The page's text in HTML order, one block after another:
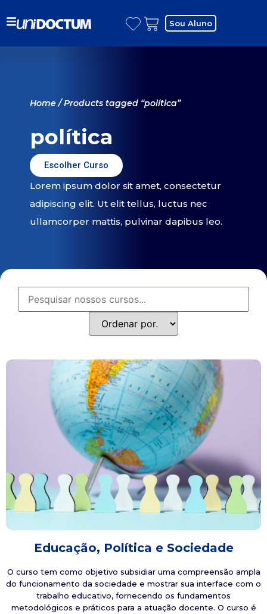
Sou Aluno
Home/ Products tagged “política”
política
Escolher Curso
Lorem ipsum dolor sit amet, consectetur
adipiscing elit. Ut elit tellus, luctus nec
ullamcorper mattis, pulvinar dapibus leo.
Educação, Política e Sociedade
O curso tem como objetivo subsidiar uma compreensão ampla
do funcionamento da sociedade e mostrar sua interface com o
trabalho educativo, fornecendo os fundamentos
metodológicos e práticos para a atuação docente. O curso é